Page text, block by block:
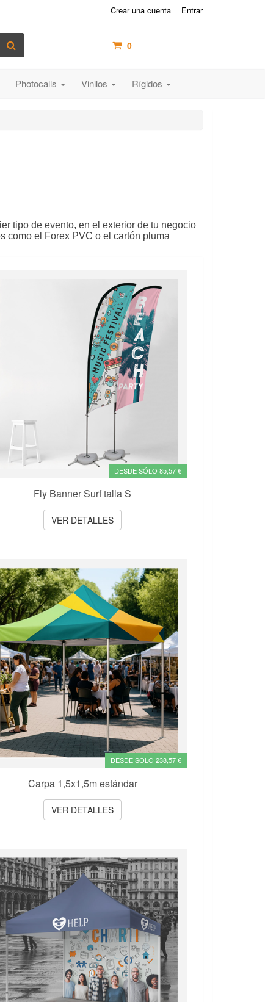
Crear una cuenta Entrar
0
Photocalls Vinilos Rígidos
tipo de evento, en el exterior de tu negocio
como el Forex PVC o el cartón pluma
DESDE SÓLO 85,57 €
Fly Banner Surf talla S
VER DETALLES
DESDE SÓLO 238,57 €
Carpa 1,5x1,5m estándar
VER DETALLES